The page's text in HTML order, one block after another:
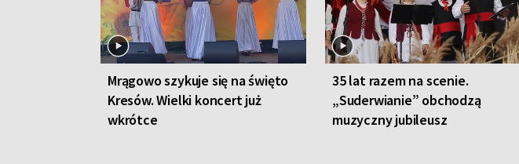
Mrągowo szykuje się na święto
Kresów. Wielki koncert już
wkrótce
35 lat razem na scenie.
„Suderwianie” obchodzą
muzyczny jubileusz